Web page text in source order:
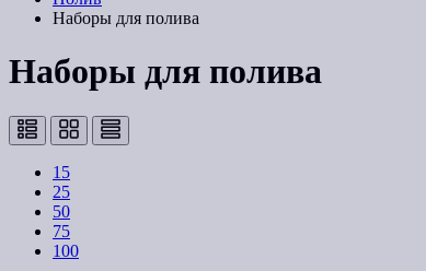
Наборы для полива
Наборы для полива
15
25
50
75
100